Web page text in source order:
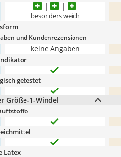
besonders weich
und Kundenrezensionen
keine Angaben
getestet
Größe-1-Windel
Latex